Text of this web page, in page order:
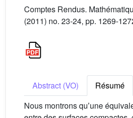
Comptes Rendus.
(2011) no. 23-24, pp. 1269-
Abstract (VO)
Résumé
Nous montrons quʼune